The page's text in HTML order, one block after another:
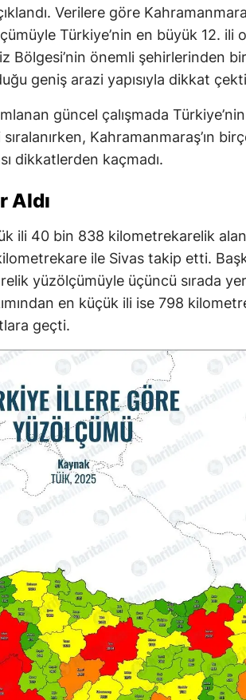
Verilere göre
Türkiye’nin en büyük 12. ili
Bölgesi’nin önemli şehirlerinden
geniş arazi yapısıyla dikkat
güncel çalışmada
Kahramanmaraş’ın
dikkatlerden kaçmadı.
Aldı
ili 40 bin 838 kilometrekarelik
ile Sivas takip etti.
yüzölçümüyle üçüncü sırada yer
en küçük ili ise 798
geçti.